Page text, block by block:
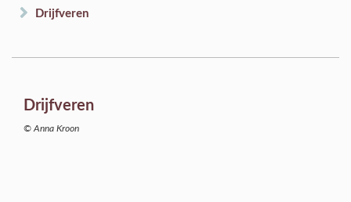
Drijfveren
Drijfveren
© Anna Kroon